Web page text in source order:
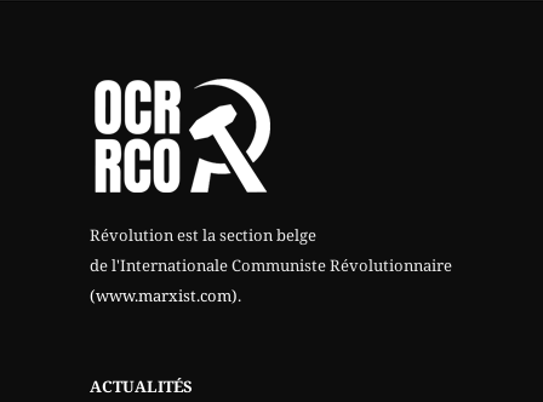
Révolution est la section belge
de l'Internationale Communiste Révolutionnaire
(www.marxist.com).
ACTUALITÉS